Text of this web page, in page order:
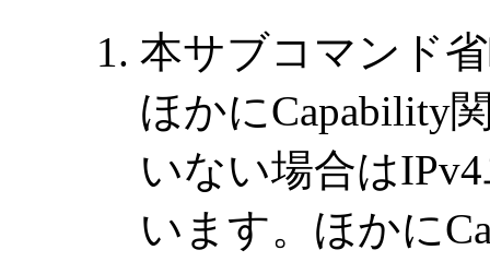
本サブコマンド
ほかにCapability
いない場合は
います。ほかに